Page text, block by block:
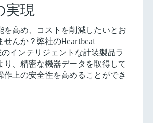
実現
を高め、コストを削減したいとお
せんか？弊社のHeartbeat
のインテリジェントな計装製品ラ
り、精密な機器データを取得して
作上の安全性を高めることができ